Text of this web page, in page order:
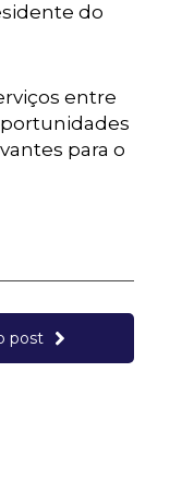
do
entre
para o
post